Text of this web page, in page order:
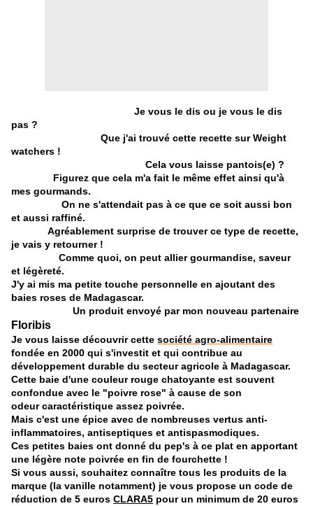
Je vous le dis ou je vous le dis
pas ?
Que j'ai trouvé cette recette sur Weight
watchers !
Cela vous laisse pantois(e) ?
Figurez que cela m'a fait le même effet ainsi qu'à
mes gourmands.
On ne s'attendait pas à ce que ce soit aussi bon
et aussi raffiné.
Agréablement surprise de trouver ce type de recette,
je vais y retourner !
Comme quoi, on peut allier gourmandise, saveur
et légèreté.
J'y ai mis ma petite touche personnelle en ajoutant des
baies roses de Madagascar.
Un produit envoyé par mon nouveau partenaire
Floribis
Je vous laisse découvrir cette société agro-alimentaire
fondée en 2000 qui s'investit et qui contribue au
développement durable du secteur agricole à Madagascar.
Cette baie d'une couleur rouge chatoyante est souvent
confondue avec le "poivre rose" à cause de son
odeur caractéristique assez poivrée.
Mais c'est une épice avec de nombreuses vertus anti-
inflammatoires, antiseptiques et antispasmodiques.
Ces petites baies ont donné du pep's à ce plat en apportant
une légère note poivrée en fin de fourchette !
Si vous aussi, souhaitez connaître tous les produits de la
marque (la vanille notamment) je vous propose un code de
réduction de 5 euros CLARA5 pour un minimum de 20 euros